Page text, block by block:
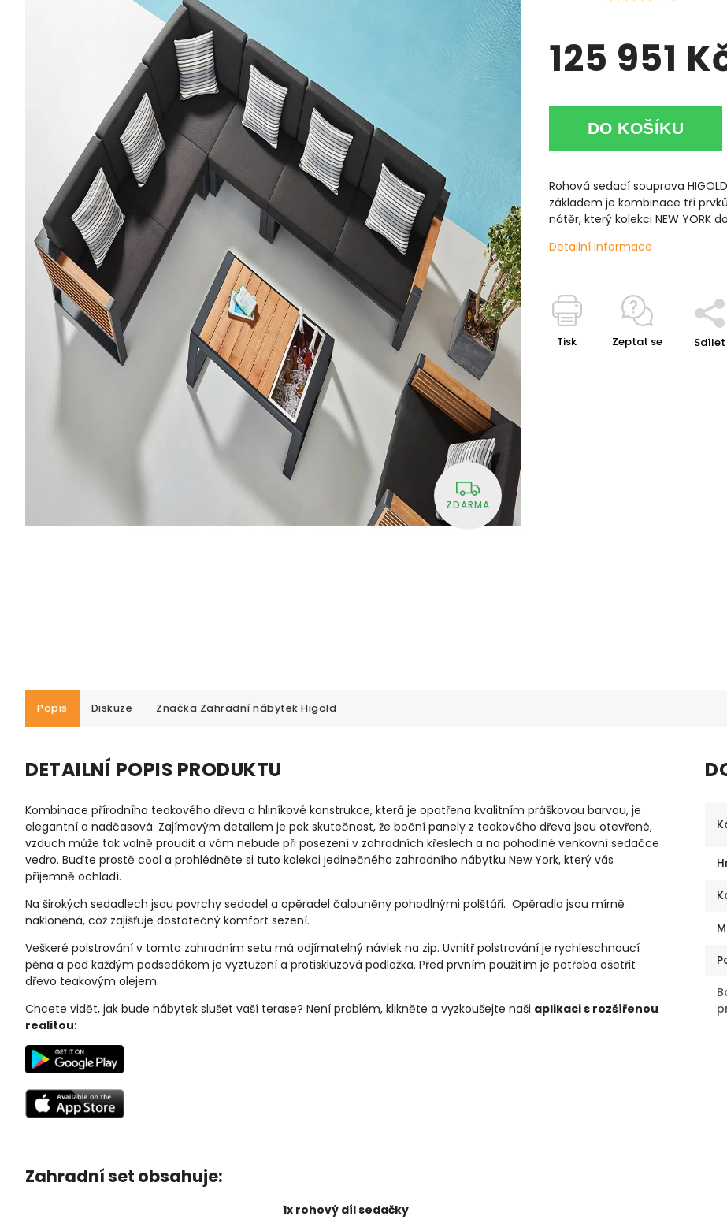
ZDARMA
125 951
DO KOŠÍKU
Rohová sedací souprava
základem je kombinace tří
nátěr, který kolekci NEW YORK
Detailní informace
Tisk Zeptat se Sdílet
Popis Diskuze Značka Zahradní nábytek Higold
DETAILNÍ POPIS PRODUKTU
Kombinace přírodního teakového dřeva a hliníkové konstrukce, která je opatřena kvalitním práškovou barvou, je
elegantní a nadčasová. Zajímavým detailem je pak skutečnost, že boční panely z teakového dřeva jsou otevřené,
vzduch může tak volně proudit a vám nebude při posezení v zahradních křeslech a na pohodlné venkovní sedačce
vedro. Buďte prostě cool a prohlédněte si tuto kolekci jedinečného zahradního nábytku New York, který vás
příjemně ochladí.
Na širokých sedadlech jsou povrchy sedadel a opěradel čalouněny pohodlnými polštáři. Opěradla jsou mírně
nakloněná, což zajišťuje dostatečný komfort sezení.
Veškeré polstrování v tomto zahradním setu má odjímatelný návlek na zip. Uvnitř polstrování je rychleschnoucí
pěna a pod každým podsedákem je vyztužení a protiskluzová podložka. Před prvním použitím je potřeba ošetřit
dřevo teakovým olejem.
Chcete vidět, jak bude nábytek slušet vaší terase? Není problém, klikněte a vyzkoušejte naši aplikaci s rozšířenou
realitou:
Zahradní set obsahuje:
1x rohový díl sedačky